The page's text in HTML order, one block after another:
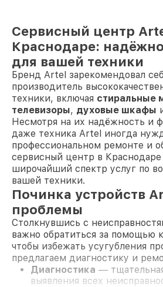
Сервисный центр
Краснодаре:
для вашей техники
Бренд Artel зарекомендовал
производитель
техники, включая стиральные
телевизоры, духовые шкафы
Несмотря на их надёжность и
даже техника Artel иногда
профессиональном ремонте и
сервисный центр в
широчайший спектр услуг по
вашей техники.
Починка устройств
проблемы
Столкнувшись с
важно обратиться за помощью
чтобы избежать усугубления
предлагаем диагностику и
Диагностика —
выявления всех